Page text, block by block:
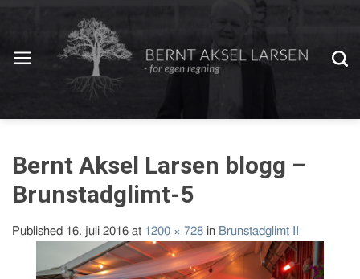
Bernt Aksel Larsen blogg –
Brunstadglimt-5
Published 16. juli 2016 at 1200 × 728 in Brunstadglimt II